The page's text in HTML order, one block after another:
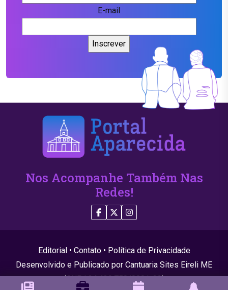
E-mail
Nos Acompanhe Também Nas
Redes!
Editorial • Contato• Política de Privacidade
Desenvolvido e Publicado por Cantuaria Sites Eireli ME
(CNPJ 24.439.750/0001-22)